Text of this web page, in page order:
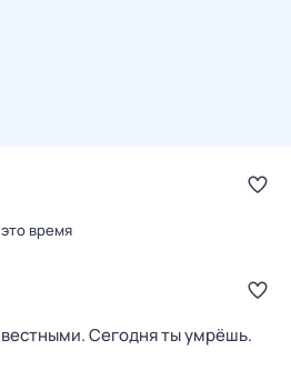
время
Сегодня ты умрёшь.